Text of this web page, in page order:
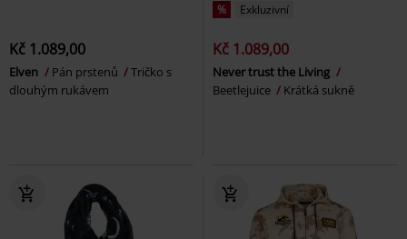
Kč 1.089,00
Elven Pán prstenů
Tričko s
dlouhým rukávem
% Exkluzivní
Kč 1.089,00
Never trust the Living
Beetlejuice
Krátká sukně